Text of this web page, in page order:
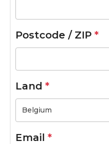
Postcode / ZIP *
Land *
Belgium
Email *